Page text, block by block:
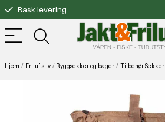
Rask levering
Gratis bytte
Fri frakt over 3000.-
Hjem Friluftsliv Ryggsekker og bager Tilbehør Sekker